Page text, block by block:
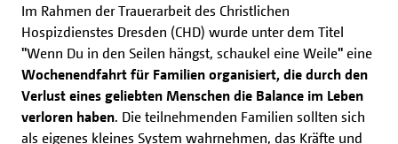
Im Rahmen der Trauerarbeit des Christlichen
Hospizdienstes Dresden (CHD) wurde unter dem Titel
"Wenn Du in den Seilen hängst, schaukel eine Weile" eine
Wochenendfahrt für Familien organisiert, die durch den
Verlust eines geliebten Menschen die Balance im Leben
verloren haben. Die teilnehmenden Familien sollten sich
als eigenes kleines System wahrnehmen, das Kräfte und